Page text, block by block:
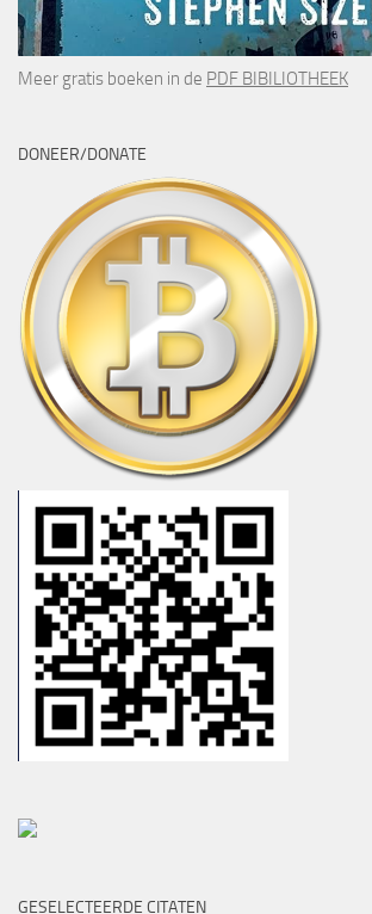
Meer gratis boeken in de PDF BIBILIOTHEEK
DONEER/DONATE
GESELECTEERDE CITATEN